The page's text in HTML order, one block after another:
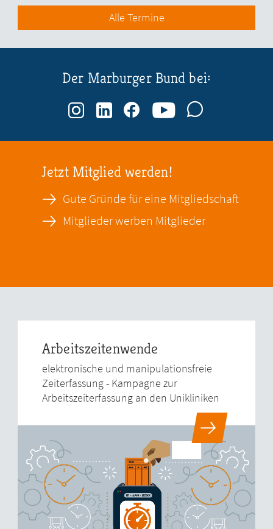
Alle Termine
Der Marburger Bund bei:
Jetzt Mitglied werden!
Gute Gründe für eine Mitgliedschaft
Mitglieder werben Mitglieder
Arbeitszeitenwende
elektronische und manipulationsfreie
Zeiterfassung - Kampagne zur
Arbeitszeiterfassung an den Unikliniken